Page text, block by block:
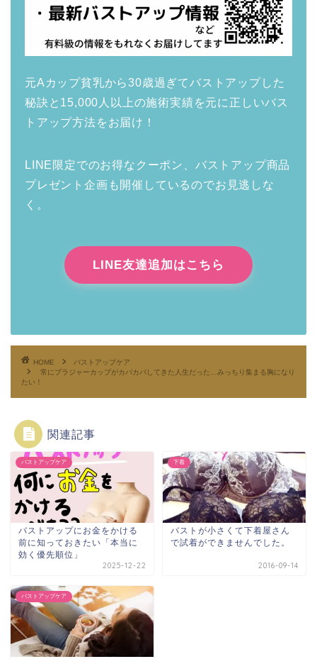
元Aカップ貧乳から30歳過ぎてバストアップした
秘訣と15,000人以上の施術実績を元に正しいバス
トアップ方法をお届け！
LINE限定でのお得なクーポン、バストアップ商品
プレゼント企画も開催しているのでお見逃しな
く。
LINE友達追加はこちら
HOME
バストアップケア
常にブラジャーカップがカパカパしてきた人生だった…みっちり集まる胸になり
たい！
関連記事
バストアップケア
バストアップにお金をかける
前に知っておきたい「本当に
効く優先順位」
2025-12-22
下着
バストが小さくて下着屋さん
で試着ができませんでした。
2016-09-14
バストアップケア